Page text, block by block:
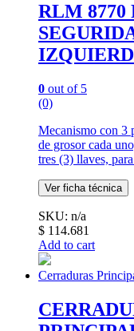
RLM 8770
0 out of 5
(0)
Mecanismo con 3
de grosor cada
tres (3) llaves,
Ver ficha técnica
SKU: n/a
$ 114.681
Add to cart
Cerraduras